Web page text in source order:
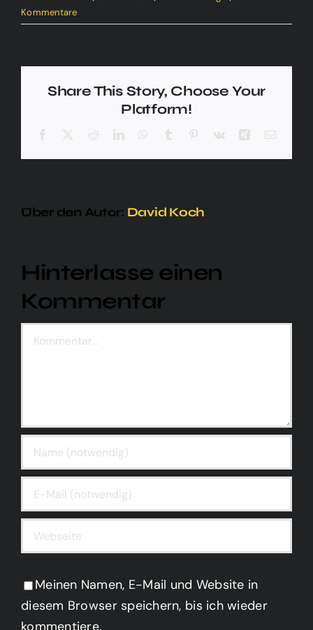
Kommentare
Share This Story, Choose Your
Platform!
Facebook RedditLinkedInWhatsApp
Tumblr Pinterest
Vk XingE-
Über den Autor: David Koch
Hinterlasse einen
Kommentar
Kommentar
Meinen Namen, E-Mail und Website in
diesem Browser speichern, bis ich wieder